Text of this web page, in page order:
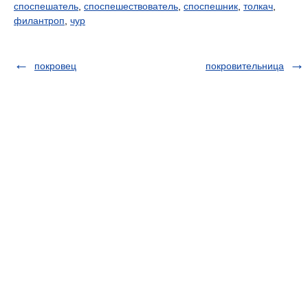
споспешатель споспешествователь споспешник толкач
филантроп чур
покровец покровительница